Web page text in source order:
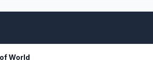
World